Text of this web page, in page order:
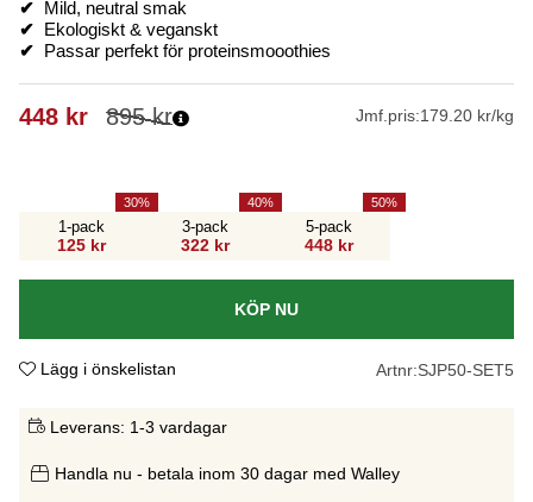
✔
Mild, neutral smak
✔
Ekologiskt & veganskt
✔
Passar perfekt för proteinsmooothies
895kr
448 kr Jmf.pris:179.20 kr/kg
1-pack
125 kr
30
3-pack
322 kr
40
5-pack
448 kr
50
KÖP NU
Lägg i önskelistan Artnr:SJP50-SET5
Leverans: 1-3 vardagar
Handla nu - betala inom 30 dagar med Walley